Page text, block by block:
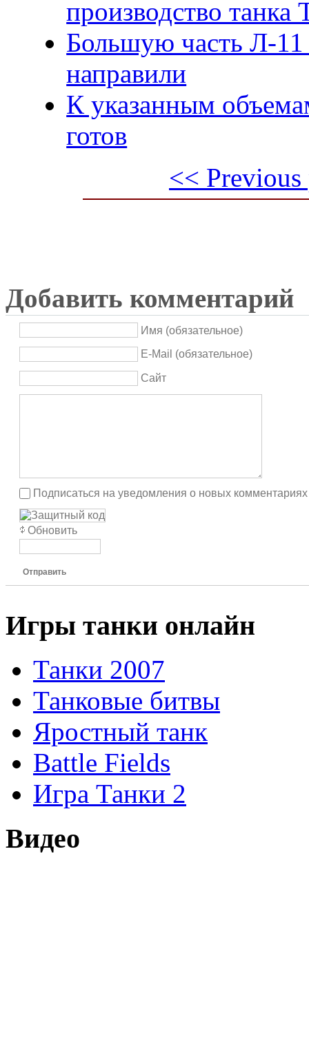
производство танка
Большую часть Л-11
направили
К указанным
готов
<< Previous
Добавить комментарий
Имя (обязательное)
E-Mail (обязательное)
Сайт
Подписаться на уведомления о новых комментариях
Обновить
Отправить
Игры танки онлайн
Танки 2007
Танковые битвы
Яростный танк
Battle Fields
Игра Танки 2
Видео